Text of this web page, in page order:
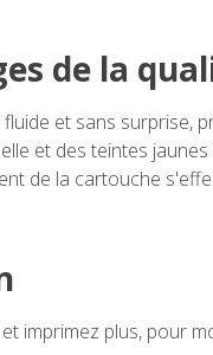
de la
et sans surprise,
et des teintes
de la cartouche
imprimez plus, pour